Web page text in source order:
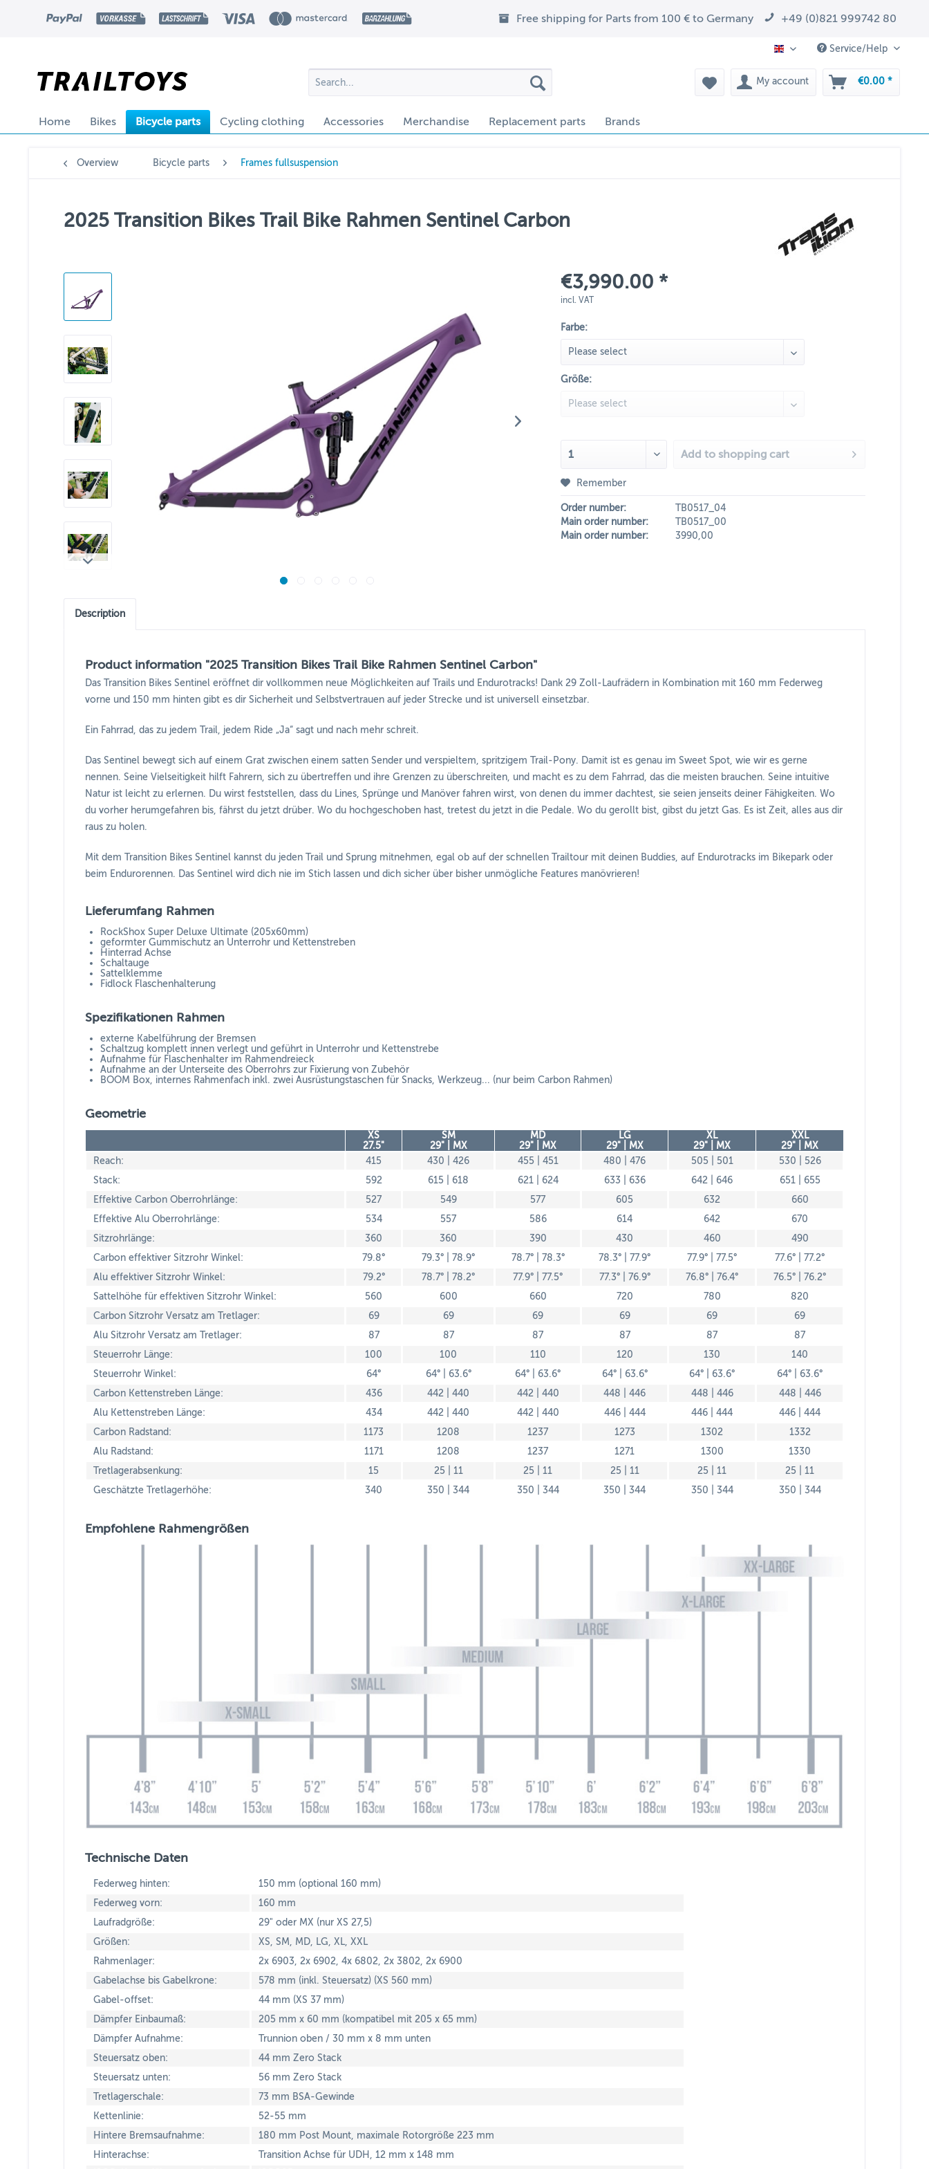
Free shipping for Parts from 100 € to Germany +49 (0)821 999742 80
EN Service/Help
My account €0.00 *
Home Bikes Bicycle parts Cycling clothing Accessories Merchandise Replacement parts Brands
Overview Bicycle parts Frames fullsuspension
2025 Transition Bikes Trail Bike Rahmen Sentinel Carbon
€3,990.00 *
incl. VAT
Farbe:
Größe:
Add to shopping cart
Remember
Order number:
TB0517_04
Main order number:
TB0517_00
Main order number:
3990,00
Description
Product information "2025 Transition Bikes Trail Bike Rahmen Sentinel Carbon"
Das Transition Bikes Sentinel eröffnet dir vollkommen neue Möglichkeiten auf Trails und Endurotracks! Dank 29 Zoll-Laufrädern in Kombination mit 160 mm Federweg
vorne und 150 mm hinten gibt es dir Sicherheit und Selbstvertrauen auf jeder Strecke und ist universell einsetzbar.
Ein Fahrrad, das zu jedem Trail, jedem Ride „Ja“ sagt und nach mehr schreit.
Das Sentinel bewegt sich auf einem Grat zwischen einem satten Sender und verspieltem, spritzigem Trail-Pony. Damit ist es genau im Sweet Spot, wie wir es gerne
nennen. Seine Vielseitigkeit hilft Fahrern, sich zu übertreffen und ihre Grenzen zu überschreiten, und macht es zu dem Fahrrad, das die meisten brauchen. Seine intuitive
Natur ist leicht zu erlernen. Du wirst feststellen, dass du Lines, Sprünge und Manöver fahren wirst, von denen du immer dachtest, sie seien jenseits deiner Fähigkeiten. Wo
du vorher herumgefahren bis, fährst du jetzt drüber. Wo du hochgeschoben hast, tretest du jetzt in die Pedale. Wo du gerollt bist, gibst du jetzt Gas. Es ist Zeit, alles aus dir
raus zu holen.
Mit dem Transition Bikes Sentinel kannst du jeden Trail und Sprung mitnehmen, egal ob auf der schnellen Trailtour mit deinen Buddies, auf Endurotracks im Bikepark oder
beim Endurorennen. Das Sentinel wird dich nie im Stich lassen und dich sicher über bisher unmögliche Features manövrieren!
Lieferumfang Rahmen
RockShox Super Deluxe Ultimate (205x60mm)
geformter Gummischutz an Unterrohr und Kettenstreben
Hinterrad Achse
Schaltauge
Sattelklemme
Fidlock Flaschenhalterung
Spezifikationen Rahmen
externe Kabelführung der Bremsen
Schaltzug komplett innen verlegt und geführt in Unterrohr und Kettenstrebe
Aufnahme für Flaschenhalter im Rahmendreieck
Aufnahme an der Unterseite des Oberrohrs zur Fixierung von Zubehör
BOOM Box, internes Rahmenfach inkl. zwei Ausrüstungstaschen für Snacks, Werkzeug... (nur beim Carbon Rahmen)
Geometrie
XS
27.5"
SM
29" | MX
MD
29" | MX
LG
29" | MX
XL
29" | MX
XXL
29" | MX
Reach:
415 430 | 426 455 | 451 480 | 476 505 | 501
530 | 526
Stack:
592 615 | 618 621 | 624 633 | 636 642 | 646
651 | 655
Effektive Carbon Oberrohrlänge:
527 549 577 605 632
660
Effektive Alu Oberrohrlänge:
534 557 586 614 642
670
Sitzrohrlänge:
360 360 390 430 460
490
Carbon effektiver Sitzrohr Winkel:
79.8° 79.3° | 78.9° 78.7° | 78.3° 78.3° | 77.9° 77.9° | 77.5°
77.6° | 77.2°
Alu effektiver Sitzrohr Winkel:
79.2° 78.7° | 78.2° 77.9° | 77.5° 77.3° | 76.9° 76.8° | 76.4°
76.5° | 76.2°
Sattelhöhe für effektiven Sitzrohr Winkel:
560 600 660 720 780
820
Carbon Sitzrohr Versatz am Tretlager:
69 69 69 69 69
69
Alu Sitzrohr Versatz am Tretlager:
87 87 87 87 87
87
Steuerrohr Länge:
100 100 110 120 130
140
Steuerrohr Winkel:
64° 64° | 63.6° 64° | 63.6° 64° | 63.6° 64° | 63.6°
64° | 63.6°
Carbon Kettenstreben Länge:
436 442 | 440 442 | 440 448 | 446 448 | 446
448 | 446
Alu Kettenstreben Länge:
434 442 | 440 442 | 440 446 | 444 446 | 444
446 | 444
Carbon Radstand:
1173 1208 1237 1273 1302
1332
Alu Radstand:
1171 1208 1237 1271 1300
1330
Tretlagerabsenkung:
15 25 | 11 25 | 11 25 | 11 25 | 11
25 | 11
Geschätzte Tretlagerhöhe:
340 350 | 344 350 | 344 350 | 344 350 | 344 350 | 344
Empfohlene Rahmengrößen
Technische Daten
Federweg hinten:
150 mm (optional 160 mm)
Federweg vorn:
160 mm
Laufradgröße:
29" oder MX (nur XS 27,5)
Größen:
XS, SM, MD, LG, XL, XXL
Rahmenlager:
2x 6903, 2x 6902, 4x 6802, 2x 3802, 2x 6900
Gabelachse bis Gabelkrone:
578 mm (inkl. Steuersatz) (XS 560 mm)
Gabel-offset:
44 mm (XS 37 mm)
Dämpfer Einbaumaß:
205 mm x 60 mm (kompatibel mit 205 x 65 mm)
Dämpfer Aufnahme:
Trunnion oben / 30 mm x 8 mm unten
Steuersatz oben:
44 mm Zero Stack
Steuersatz unten:
56 mm Zero Stack
Tretlagerschale:
73 mm BSA-Gewinde
Kettenlinie:
52-55 mm
Hintere Bremsaufnahme:
180 mm Post Mount, maximale Rotorgröße 223 mm
Hinterachse:
Transition Achse für UDH, 12 mm x 148 mm